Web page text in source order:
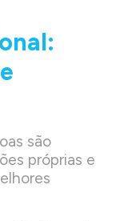
são
próprias e